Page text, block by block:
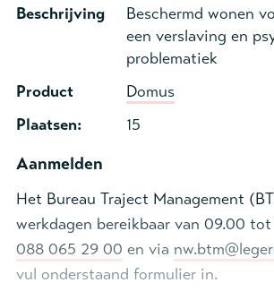
Beschrijving
Beschermd wonen
een verslaving en
problematiek
Product
Domus
Plaatsen:
15
Aanmelden
Het Bureau Traject Management
werkdagen bereikbaar van 09.00
088 065 29 00 en via
vul onderstaand formulier in.